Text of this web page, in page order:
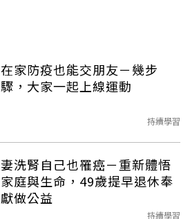
在家防疫也能交朋友－幾步
驟，大家一起上線運動
持續學習
妻洗腎自己也罹癌－重新體悟
家庭與生命，49歲提早退休奉
獻做公益
持續學習